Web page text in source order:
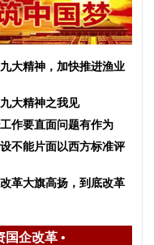
大精神，加快推进渔业
大精神之我见
作要直面问题有作为
不能片面以西方标准评
革大旗高扬，到底改革
国企改革•